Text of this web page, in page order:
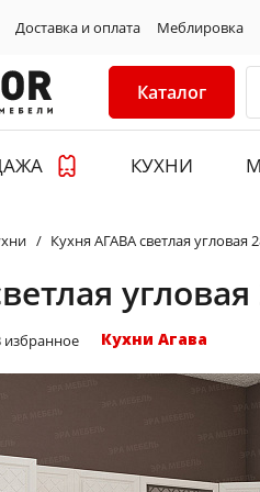
Доставка и оплата Меблировка
Каталог
КУХНИ
Кухня АГАВА светлая угловая
избранное Кухни Агава